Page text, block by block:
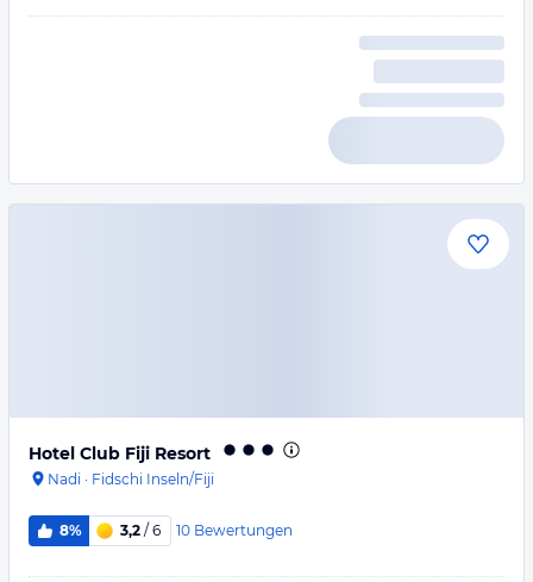
Hotel Club Fiji Resort
Nadi · Fidschi Inseln/Fiji
8% 3,2 / 6 10 Bewertungen